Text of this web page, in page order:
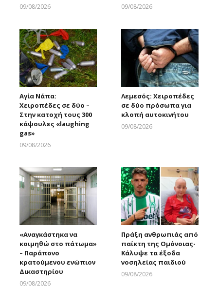
09/08/2026
09/08/2026
Αγία Νάπα:
Χειροπέδες σε δύο –
Στην κατοχή τους 300
κάψουλες «laughing
gas»
09/08/2026
Λεμεσός: Χειροπέδες
σε δύο πρόσωπα για
κλοπή αυτοκινήτου
09/08/2026
«Αναγκάστηκα να
κοιμηθώ στο πάτωμα»
– Παράπονο
κρατούμενου ενώπιον
Δικαστηρίου
09/08/2026
Πράξη ανθρωπιάς από
παίκτη της Ομόνοιας-
Κάλυψε τα έξοδα
νοσηλείας παιδιού
09/08/2026